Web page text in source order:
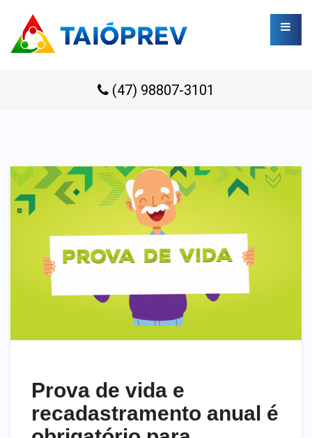
(47) 98807-3101
Prova de vida e
recadastramento anual é